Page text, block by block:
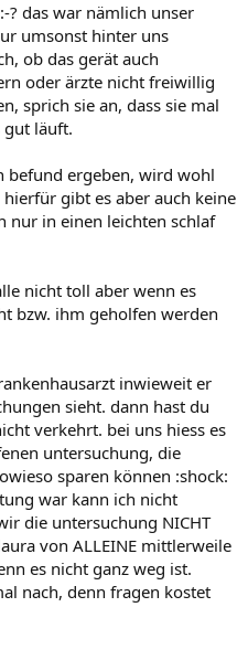
? das war nämlich unser
umsonst hinter uns
ob das gerät auch
oder ärzte nicht freiwillig
sprich sie an, dass sie mal
gut läuft.
befund ergeben, wird wohl
gibt es aber auch keine
nur in einen leichten schlaf
nicht toll aber wenn es
bzw. ihm geholfen werden
inwieweit er
sieht. dann hast du
verkehrt. bei uns hiess es
untersuchung, die
sparen können :shock:
war kann ich nicht
die untersuchung NICHT
von ALLEINE mittlerweile
es nicht ganz weg ist.
nach, denn fragen kostet